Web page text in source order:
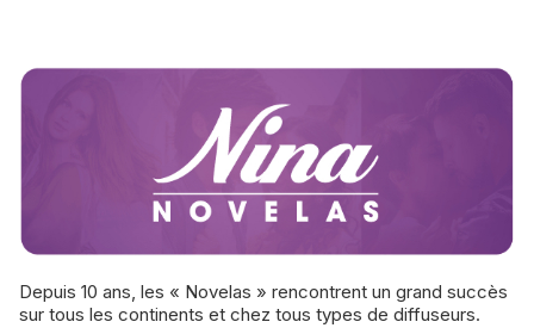
Depuis 10 ans, les « Novelas » rencontrent un grand succès
sur tous les continents et chez tous types de diffuseurs.